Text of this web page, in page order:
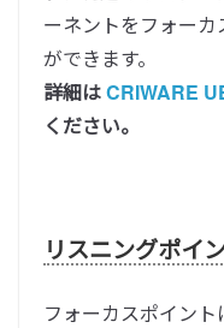
ーネントをフォー
ができます。
詳細はCRIWARE
ください。
リスニングポイ
フォーカスポイン